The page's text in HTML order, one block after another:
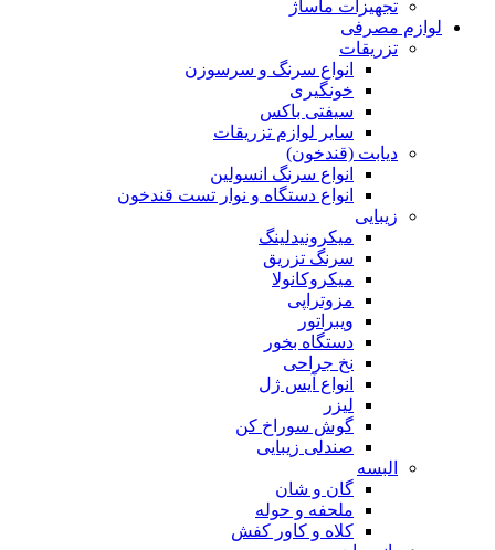
تجهیزات ماساژ
لوازم مصرفی
تزریقات
انواع سرنگ و سرسوزن
خونگیری
سیفتی باکس
سایر لوازم تزریقات
دیابت (قندخون)
انواع سرنگ انسولین
انواع دستگاه و نوار تست قندخون
زیبایی
میکرونیدلینگ
سرنگ تزریق
میکروکانولا
مزوتراپی
ویبراتور
دستگاه بخور
نخ جراحی
انواع آیس ژل
لیزر
گوش سوراخ کن
صندلی زیبایی
البسه
گان و شان
ملحفه و حوله
کلاه و کاور کفش